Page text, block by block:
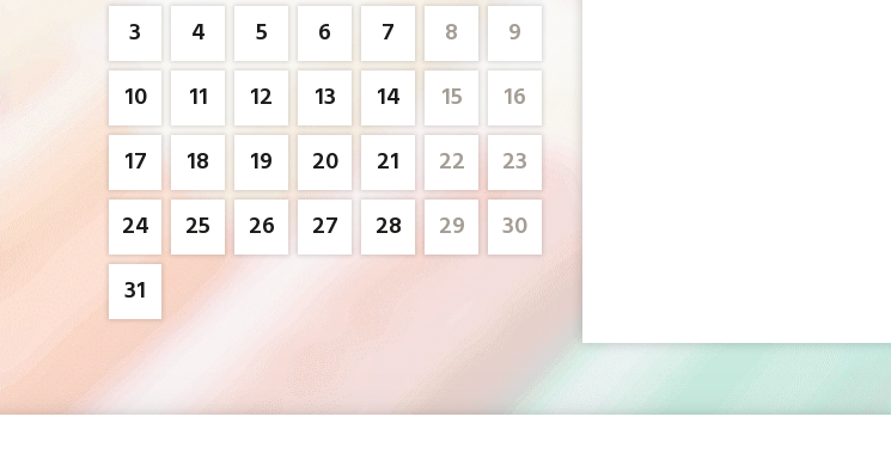
3
4 5 6 7 8
9
10
11 12 13 14 15
16
17
18 19 20 21 22
23
24
25 26 27 28 29
30
31